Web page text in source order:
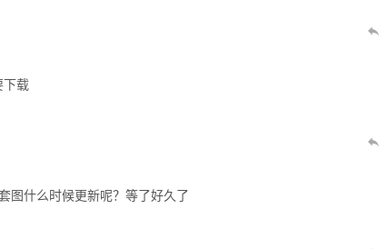
下载
图什么时候更新呢？等了好久了